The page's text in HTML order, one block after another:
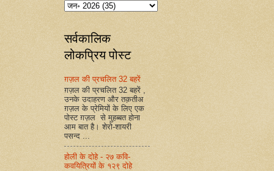
सर्वकालिक
लोकप्रिय पोस्ट
ग़ज़ल की प्रचलित 32 बहरें
ग़ज़ल की प्रचलित 32 बहरें ,
उनके उदाहरण और तक़तीअ
ग़ज़ल के प्रेमियों के लिए एक
पोस्ट ग़ज़ल से मुहब्बत होना
आम बात है। शेरो-शायरी
पसन्द ...
होली के दोहे - २७ कवि-
कवयित्रियों के १२९ दोहे